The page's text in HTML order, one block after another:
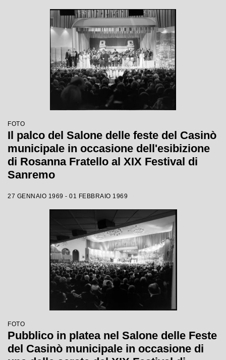
FOTO
Il palco del Salone delle feste del Casinò
municipale in occasione dell'esibizione
di Rosanna Fratello al XIX Festival di
Sanremo
27 GENNAIO 1969 - 01 FEBBRAIO 1969
FOTO
Pubblico in platea nel Salone delle Feste
del Casinò municipale in occasione di